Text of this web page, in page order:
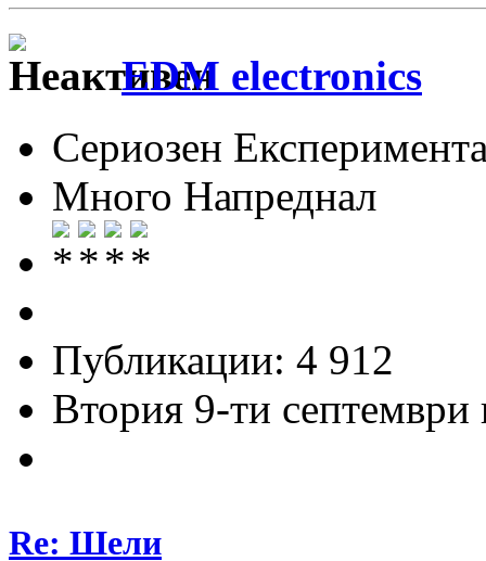
EDM electronics
Сериозен
Много Напреднал
Публикации: 4 912
Втория 9-ти
Re: Шели